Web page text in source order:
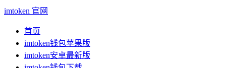
imtoken 官网
首页
imtoken钱包苹果版
imtoken安卓最新版